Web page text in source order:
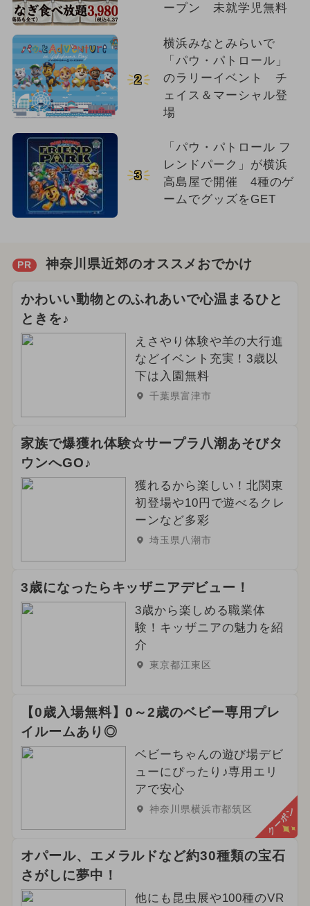
ープン 未就学児無料
2
横浜みなとみらいで
「パウ・パトロール」
のラリーイベント チ
ェイス＆マーシャル登
場
3
「パウ・パトロール フ
レンドパーク」が横浜
高島屋で開催 4種のゲ
ームでグッズをGET
PR 神奈川県近郊のオススメおでかけ
かわいい動物とのふれあいで心温まるひと
ときを♪
えさやり体験や羊の大行進
などイベント充実！3歳以
下は入園無料
千葉県富津市
家族で爆獲れ体験☆サープラ八潮あそびタ
ウンへGO♪
獲れるから楽しい！北関東
初登場や10円で遊べるクレ
ーンなど多彩
埼玉県八潮市
3歳になったらキッザニアデビュー！
3歳から楽しめる職業体
験！キッザニアの魅力を紹
介
東京都江東区
【0歳入場無料】0～2歳のベビー専用プレ
イルームあり◎
ベビーちゃんの遊び場デビ
ューにぴったり♪専用エリ
アで安心
神奈川県横浜市都筑区 クーポン
オパール、エメラルドなど約30種類の宝石
さがしに夢中！
他にも昆虫展や100種のVR